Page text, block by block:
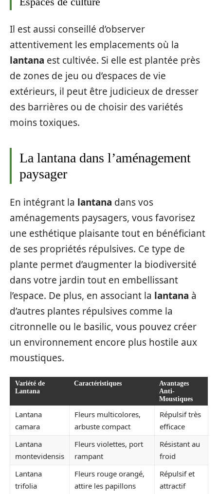
Il est aussi conseillé d’observer
attentivement les emplacements où la
lantana est cultivée. Si elle est plantée près
de zones de jeu ou d’espaces de vie
extérieurs, il peut être judicieux de dresser
des barrières ou de choisir des variétés
moins toxiques.
La lantana dans l’aménagement
paysager
En intégrant la lantana dans vos
aménagements paysagers, vous favorisez
une esthétique plaisante tout en bénéficiant
de ses propriétés répulsives. Ce type de
plante permet d’augmenter la biodiversité
dans votre jardin tout en embellissant
l’espace. De plus, en associant la lantana à
d’autres plantes répulsives comme la
citronnelle ou le basilic, vous pouvez créer
un environnement encore plus hostile aux
moustiques.
Variété de
Lantana
Caractéristiques
Avantages
Anti-
Moustiques
Lantana
camara
Fleurs multicolores,
arbuste compact
Répulsif très
efficace
Lantana
montevidensis
Fleurs violettes, port
rampant
Résistant au
froid
Lantana
trifolia
Fleurs rouge orangé,
attire les papillons
Répulsif et
attractif